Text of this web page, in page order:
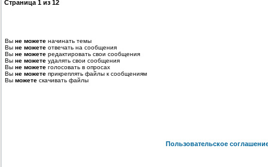
Страница 1 из 12
Вы не можете начинать темы
Вы не можете отвечать на сообщения
Вы не можете редактировать свои сообщения
Вы не можете удалять свои сообщения
Вы не можете голосовать в опросах
Вы не можете прикреплять файлы к сообщениям
Вы можете скачивать файлы
Пользовательское